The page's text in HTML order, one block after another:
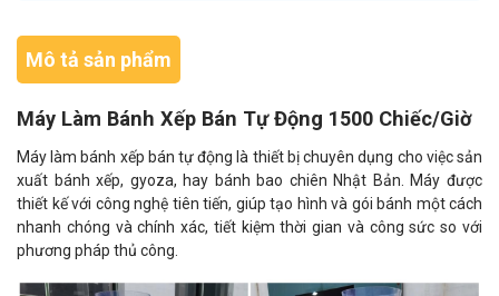
Mô tả sản phẩm
Máy Làm Bánh Xếp Bán Tự Động 1500 Chiếc/Giờ
Máy làm bánh xếp bán tự động là thiết bị chuyên dụng cho việc sản
xuất bánh xếp, gyoza, hay bánh bao chiên Nhật Bản. Máy được
thiết kế với công nghệ tiên tiến, giúp tạo hình và gói bánh một cách
nhanh chóng và chính xác, tiết kiệm thời gian và công sức so với
phương pháp thủ công.